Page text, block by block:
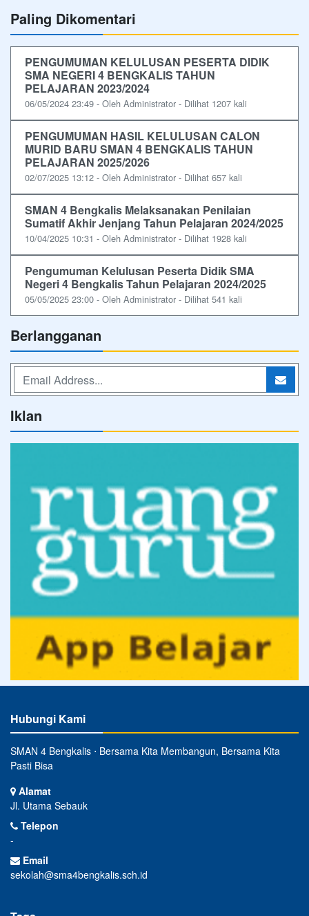
Paling Dikomentari
PENGUMUMAN KELULUSAN PESERTA DIDIK
SMA NEGERI 4 BENGKALIS TAHUN
PELAJARAN 2023/2024
06/05/2024 23:49 - Oleh Administrator - Dilihat 1207 kali
PENGUMUMAN HASIL KELULUSAN CALON
MURID BARU SMAN 4 BENGKALIS TAHUN
PELAJARAN 2025/2026
02/07/2025 13:12 - Oleh Administrator - Dilihat 657 kali
SMAN 4 Bengkalis Melaksanakan Penilaian
Sumatif Akhir Jenjang Tahun Pelajaran 2024/2025
10/04/2025 10:31 - Oleh Administrator - Dilihat 1928 kali
Pengumuman Kelulusan Peserta Didik SMA
Negeri 4 Bengkalis Tahun Pelajaran 2024/2025
05/05/2025 23:00 - Oleh Administrator - Dilihat 541 kali
Berlangganan
Iklan
Hubungi Kami
SMAN 4 Bengkalis ⋅ Bersama Kita Membangun, Bersama Kita
Pasti Bisa
Alamat
Jl. Utama Sebauk
Telepon
-
Email
sekolah@sma4bengkalis.sch.id